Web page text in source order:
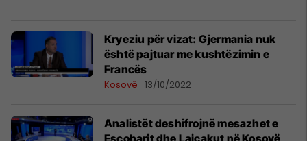
Kryeziu për vizat: Gjermania nuk
është pajtuar me kushtëzimin e
Francës
Kosovë 13/10/2022
Analistët deshifrojnë mesazhet e
Escobarit dhe Lajçakut në Kosovë